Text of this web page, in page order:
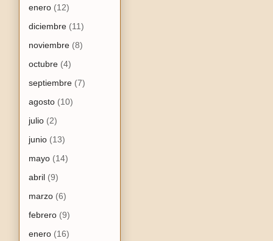
enero (12)
diciembre (11)
noviembre (8)
octubre (4)
septiembre (7)
agosto (10)
julio (2)
junio (13)
mayo (14)
abril (9)
marzo (6)
febrero (9)
enero (16)